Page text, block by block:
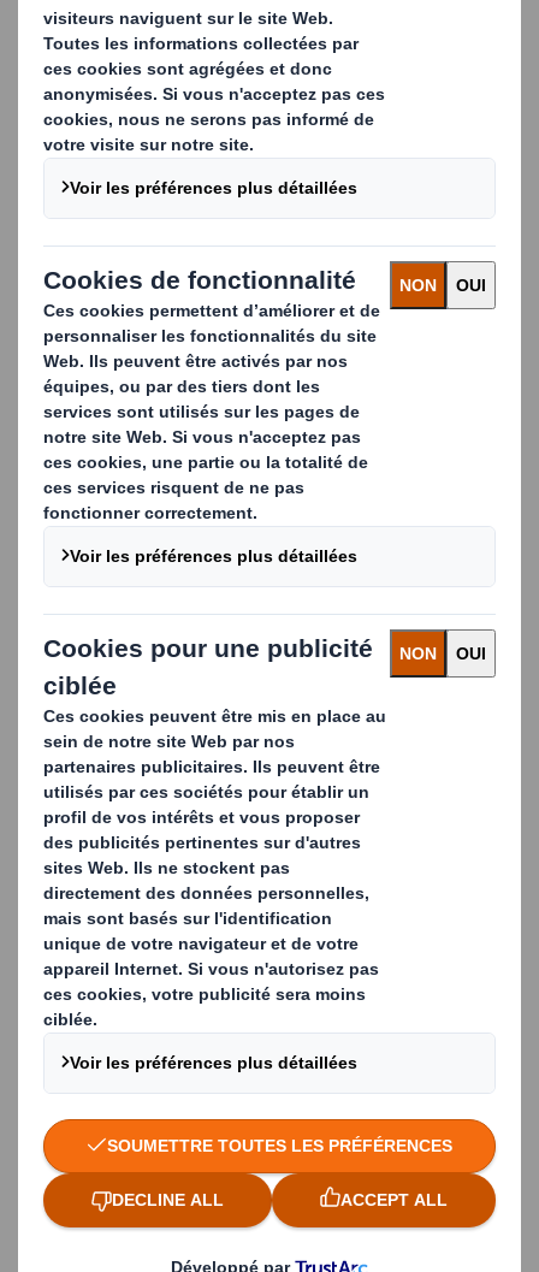
adaptés et fiables, sont compétitifs, souvent plus
interlocuteur unique pour vos flux de déchets. Vous
pouvez ainsi vous concentrer sur vos activités
principales.
Nous sommes la principale entreprise européenne de
recyclage de papier. Nous collectons quelques 6
millions de tonnes chaque année et nous avons la
capacité nécessaire pour traiter l’ensemble de vos
déchets papiers.
À propos du recyclage du
papier
DS Smith collecte quelque 6 millions de tonnes
de papier chaque année, un chiffre qui fait de
nous la principale entreprise de recyclage de
papier en Europe.
Notre groupe dispose de 16 papeteries, qui
nous permettent d’effectuer la collecte et le
recyclage de vos déchets papier, de les
revaloriser et de les transformer en produits
utilisables.
compressés. Nous pouvons installer une
presse sur votre site si vous le souhaitez.
Prouver votre conformité aux réglementations
matière de développement durable.
Le papier que nous collectons constitue la matière